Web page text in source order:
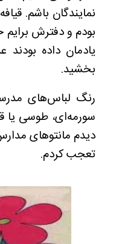
نمایندگان باشم.
بودم و دفترش برایم
یادمان داده بودند
بخشید.
رنگ لباس‌های
سورمه‌ای، طوسی یا
دیدم مانتوهای
تعجب کردم.